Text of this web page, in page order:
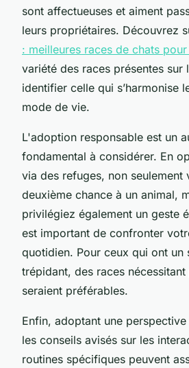
sont affectueuses et aiment
leurs propriétaires. Découvrez
: meilleures races de chats
variété des races présentes sur
identifier celle qui s’harmonise
mode de vie.
L'adoption responsable est un
fondamental à considérer. En
via des refuges, non seulement
deuxième chance à un animal,
privilégiez également un geste
est important de confronter
quotidien. Pour ceux qui ont un
trépidant, des races
seraient préférables.
Enfin, adoptant une
les conseils avisés sur les
routines spécifiques peuvent